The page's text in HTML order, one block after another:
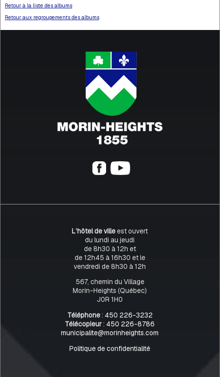
Retour à la liste des albums
Retour aux regroupements des albums
L’hôtel de villeest ouvert
du lundi au jeudi
de 8h30 à 12h et
de 12h45 à 16h30 et le
vendredi de 8h30 à 12h
567, chemin du Village
Morin-Heights (Québec)
J0R 1H0
Téléphone: 450 226-3232
Télécopieur: 450 226-8786
municipalite@morinheights.com
Politique de confidentialité